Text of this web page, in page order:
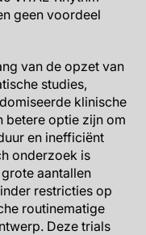
geen voordeel
van de opzet van
studies,
klinische
betere optie zijn om
en inefficiënt
onderzoek is
aantallen
restricties op
routinematige
Deze trials